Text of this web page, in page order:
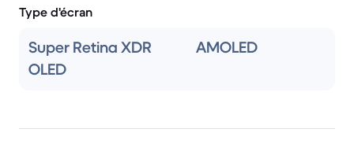
Type d'écran
Super Retina XDR
OLED
AMOLED